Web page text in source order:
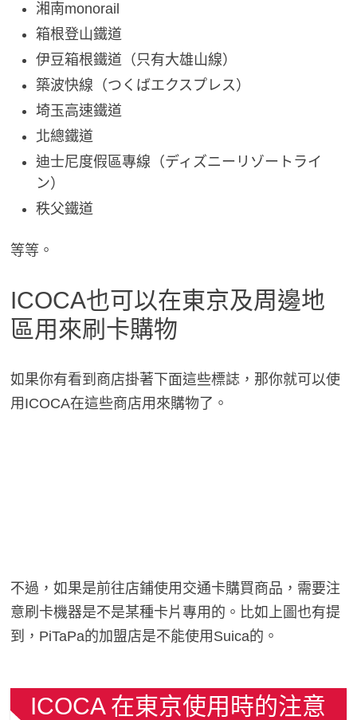
湘南monorail
箱根登山鐵道
伊豆箱根鐵道（只有大雄山線）
築波快線（つくばエクスプレス）
埼玉高速鐵道
北總鐵道
迪士尼度假區專線（ディズニーリゾートライ
ン）
秩父鐵道
等等。
ICOCA也可以在東京及周邊地
區用來刷卡購物
如果你有看到商店掛著下面這些標誌，那你就可以使
用ICOCA在這些商店用來購物了。
不過，如果是前往店鋪使用交通卡購買商品，需要注
意刷卡機器是不是某種卡片專用的。比如上圖也有提
到，PiTaPa的加盟店是不能使用Suica的。
ICOCA 在東京使用時的注意